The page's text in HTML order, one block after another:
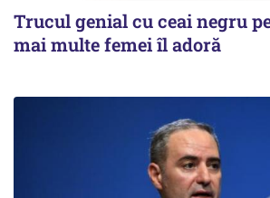
Trucul genial cu ceai negru
mai multe femei îl adoră